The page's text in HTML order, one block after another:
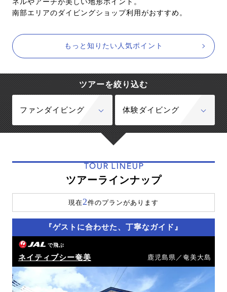
ネルやアーチが美しい地形ポイント。
南部エリアのダイビングショップ利用がおすすめ。
もっと知りたい人気ポイント
ツアーを絞り込む
ファンダイビング 体験ダイビング
TOUR LINEUP
ツアーラインナップ
現在2件のプランがあります
『ゲストに合わせた、丁寧なガイド』
で飛ぶ
ネイティブシー奄美 鹿児島県／奄美大島